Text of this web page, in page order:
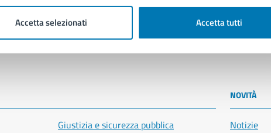
Accetta selezionati Accetta tutti
Giustizia e sicurezza pubblica
NOVITÀ
Notizie